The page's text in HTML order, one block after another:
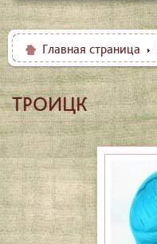
Главная страница
ТРОИЦК